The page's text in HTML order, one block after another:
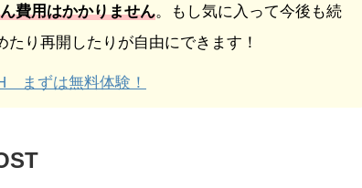
費用はかかりません。もし気に入って今後も続
り再開したりが自由にできます！
まずは無料体験！